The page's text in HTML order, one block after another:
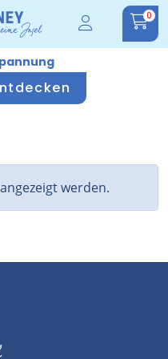
0
werden.